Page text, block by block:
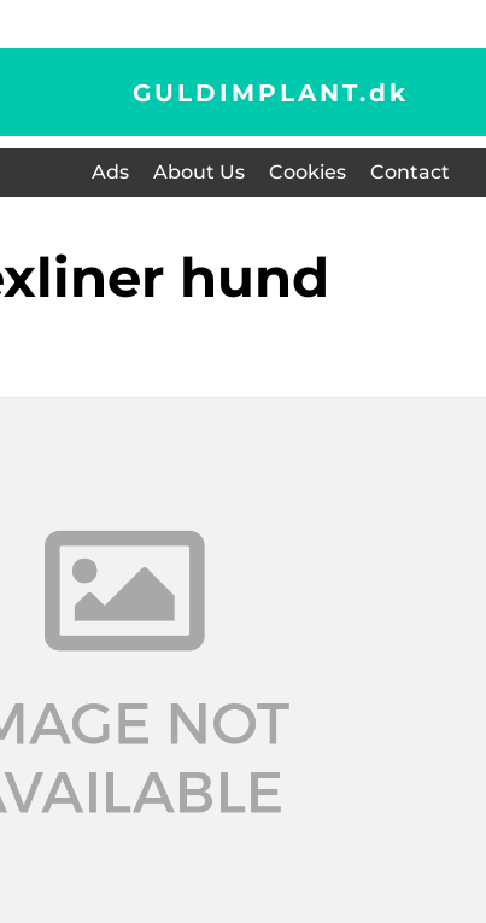
GULDIMPLANT.dk
Ads About Us Cookies Contact
hund